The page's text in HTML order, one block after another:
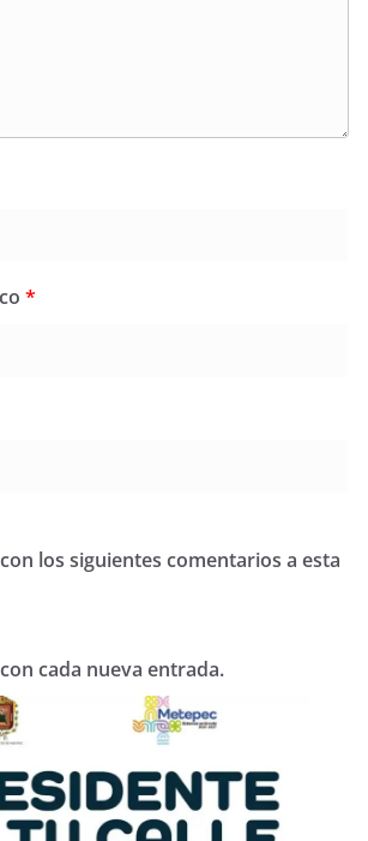
*
los siguientes comentarios a esta
cada nueva entrada.